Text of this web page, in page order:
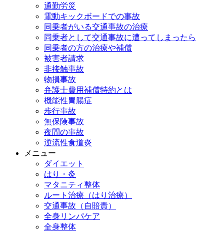
通勤労災
電動キックボードでの事故
同乗者がいる交通事故の治療
同乗者として交通事故に遭ってしまったら
同乗者の方の治療や補償
被害者請求
非接触事故
物損事故
弁護士費用補償特約とは
機能性胃腸症
歩行事故
無保険事故
夜間の事故
逆流性食道炎
メニュー
ダイエット
はり・灸
マタニティ整体
ルート治療（はり治療）
交通事故（自賠責）
全身リンパケア
全身整体